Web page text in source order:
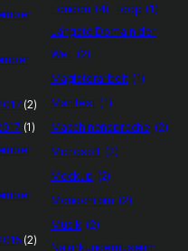
(2)
(1)
(2)
London (4) loop (1)
Längste Domain der
Welt (2)
Magisterarbeit (1)
Manifest (1)
Maschinensprache (2)
Microsoft (2)
Mockup (2)
Monochrom (2)
Musik (2)
Naturkundemuseum